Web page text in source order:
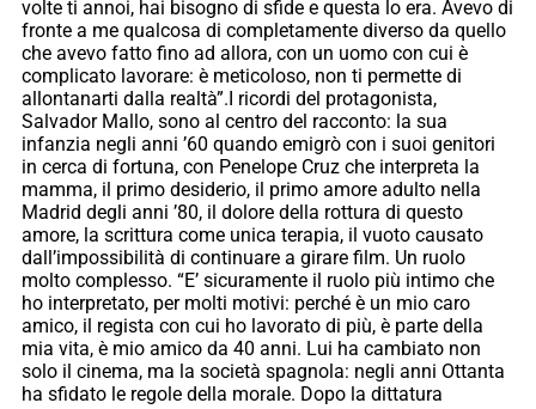
volte ti annoi, hai bisogno di sfide e questa lo era. Avevo di
fronte a me qualcosa di completamente diverso da quello
che avevo fatto fino ad allora, con un uomo con cui è
complicato lavorare: è meticoloso, non ti permette di
allontanarti dalla realtà”.I ricordi del protagonista,
Salvador Mallo, sono al centro del racconto: la sua
infanzia negli anni ’60 quando emigrò con i suoi genitori
in cerca di fortuna, con Penelope Cruz che interpreta la
mamma, il primo desiderio, il primo amore adulto nella
Madrid degli anni ’80, il dolore della rottura di questo
amore, la scrittura come unica terapia, il vuoto causato
dall’impossibilità di continuare a girare film. Un ruolo
molto complesso. “E’ sicuramente il ruolo più intimo che
ho interpretato, per molti motivi: perché è un mio caro
amico, il regista con cui ho lavorato di più, è parte della
mia vita, è mio amico da 40 anni. Lui ha cambiato non
solo il cinema, ma la società spagnola: negli anni Ottanta
ha sfidato le regole della morale. Dopo la dittatura